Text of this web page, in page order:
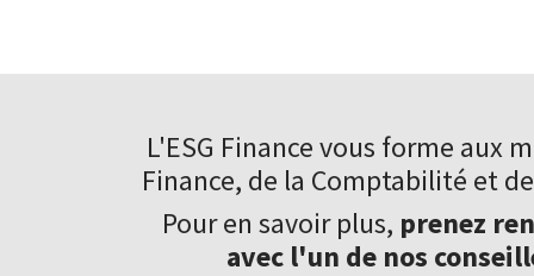
L'ESG Finance vous forme aux
Finance, de la Comptabilité et
Pour en savoir plus, prenez
avec l'un de nos